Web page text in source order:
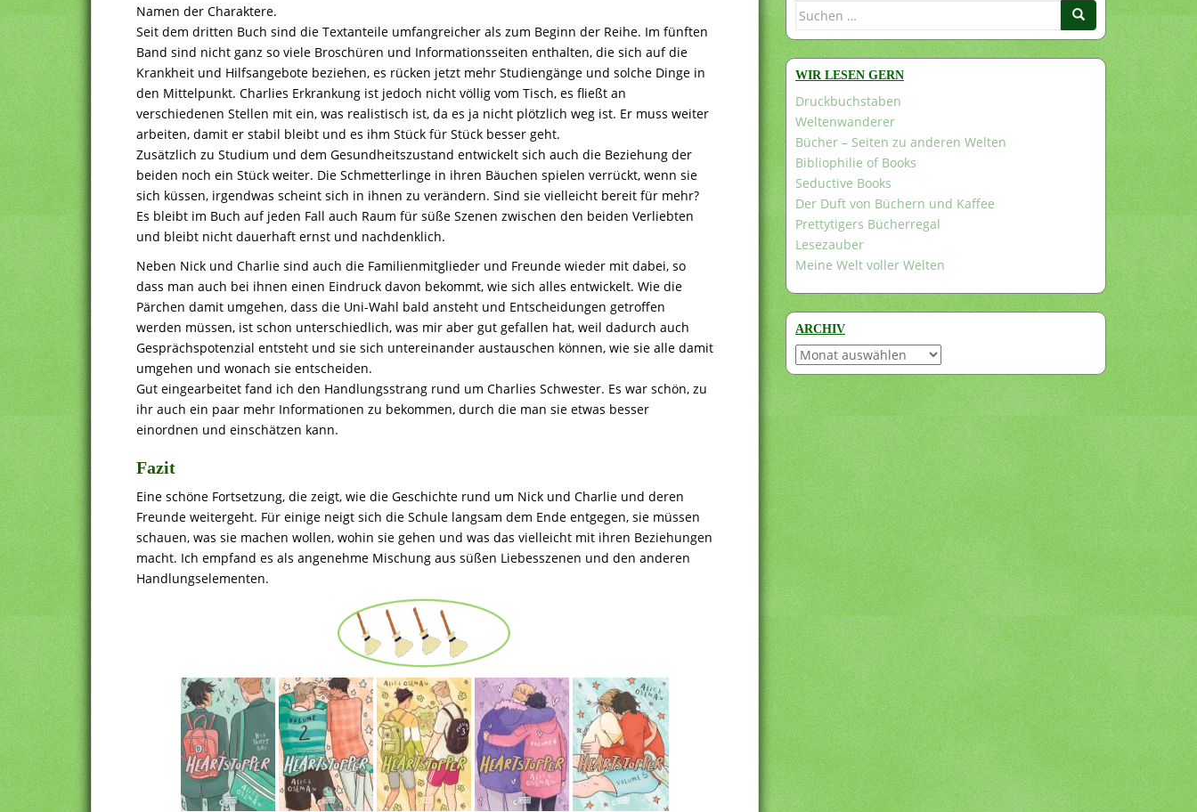
Namen der Charaktere.
Seit dem dritten Buch sind die Textanteile umfangreicher als zum Beginn der Reihe. Im fünften
Band sind nicht ganz so viele Broschüren und Informationsseiten enthalten, die sich auf die
Krankheit und Hilfsangebote beziehen, es rücken jetzt mehr Studiengänge und solche Dinge in
den Mittelpunkt. Charlies Erkrankung ist jedoch nicht völlig vom Tisch, es fließt an
verschiedenen Stellen mit ein, was realistisch ist, da es ja nicht plötzlich weg ist. Er muss weiter
arbeiten, damit er stabil bleibt und es ihm Stück für Stück besser geht.
Zusätzlich zu Studium und dem Gesundheitszustand entwickelt sich auch die Beziehung der
beiden noch ein Stück weiter. Die Schmetterlinge in ihren Bäuchen spielen verrückt, wenn sie
sich küssen, irgendwas scheint sich in ihnen zu verändern. Sind sie vielleicht bereit für mehr?
Es bleibt im Buch auf jeden Fall auch Raum für süße Szenen zwischen den beiden Verliebten
und bleibt nicht dauerhaft ernst und nachdenklich.
Neben Nick und Charlie sind auch die Familienmitglieder und Freunde wieder mit dabei, so
dass man auch bei ihnen einen Eindruck davon bekommt, wie sich alles entwickelt. Wie die
Pärchen damit umgehen, dass die Uni-Wahl bald ansteht und Entscheidungen getroffen
werden müssen, ist schon unterschiedlich, was mir aber gut gefallen hat, weil dadurch auch
Gesprächspotenzial entsteht und sie sich untereinander austauschen können, wie sie alle damit
umgehen und wonach sie entscheiden.
Gut eingearbeitet fand ich den Handlungsstrang rund um Charlies Schwester. Es war schön, zu
ihr auch ein paar mehr Informationen zu bekommen, durch die man sie etwas besser
einordnen und einschätzen kann.
Fazit
Eine schöne Fortsetzung, die zeigt, wie die Geschichte rund um Nick und Charlie und deren
Freunde weitergeht. Für einige neigt sich die Schule langsam dem Ende entgegen, sie müssen
schauen, was sie machen wollen, wohin sie gehen und was das vielleicht mit ihren Beziehungen
macht. Ich empfand es als angenehme Mischung aus süßen Liebesszenen und den anderen
Handlungselementen.
Suchen
WIR LESEN GERN
Druckbuchstaben
Weltenwanderer
Bücher – Seiten zu anderen Welten
Bibliophilie of Books
Seductive Books
Der Duft von Büchern und Kaffee
Prettytigers Bücherregal
Lesezauber
Meine Welt voller Welten
ARCHIV
Archiv